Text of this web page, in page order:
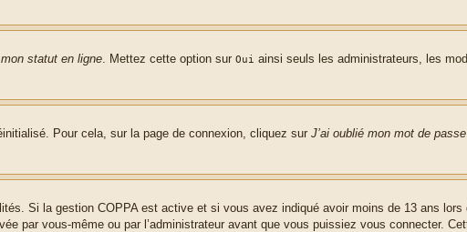
statut en ligne. Mettez cette option sur Oui ainsi seuls les administrateurs, les
Pour cela, sur la page de connexion, cliquez sur J’ai oublié mon mot de passe
Si la gestion COPPA est active et si vous avez indiqué avoir moins de 13 ans lors
par vous-même ou par l’administrateur avant que vous puissiez vous connecter.